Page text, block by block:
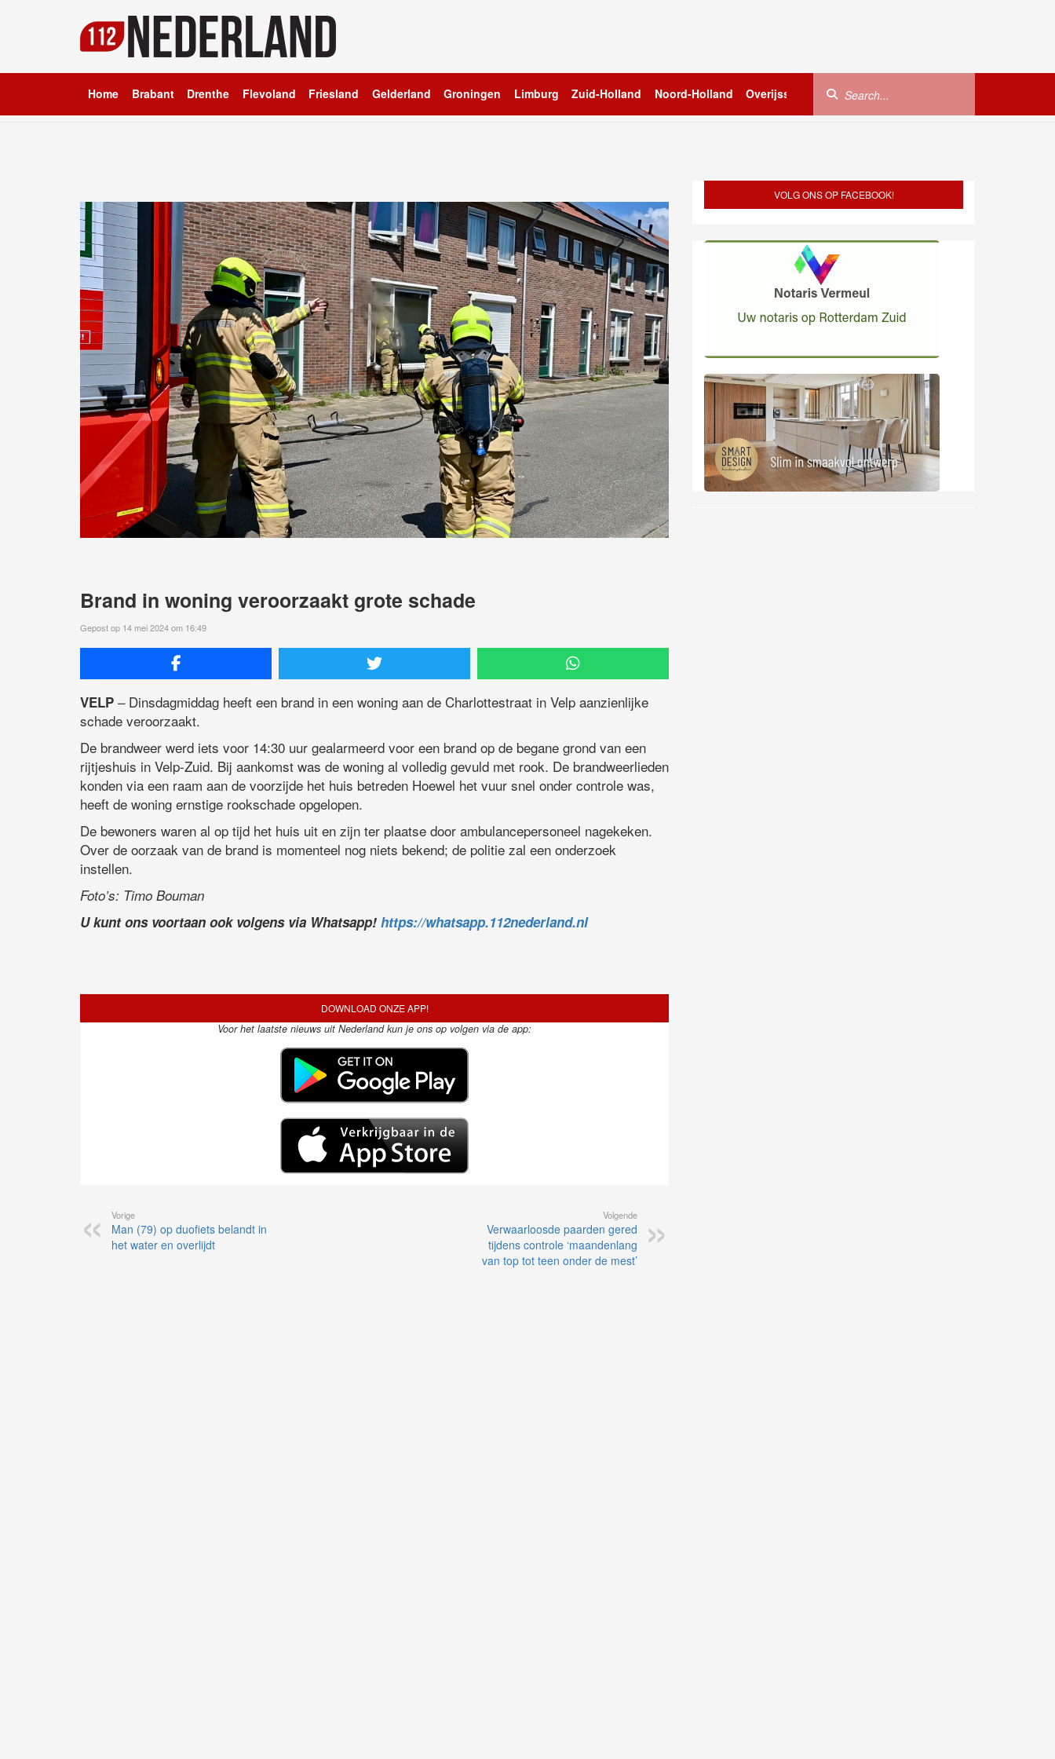
Home Brabant Drenthe Flevoland Friesland Gelderland Groningen Limburg Zuid-Holland Noord-Holland Overijssel Utrecht Zeeland
Brand in woning veroorzaakt grote schade
Gepost op 14 mei 2024 om 16:49
VELP – Dinsdagmiddag heeft een brand in een woning aan de Charlottestraat in Velp aanzienlijke
schade veroorzaakt.
De brandweer werd iets voor 14:30 uur gealarmeerd voor een brand op de begane grond van een
rijtjeshuis in Velp-Zuid. Bij aankomst was de woning al volledig gevuld met rook. De brandweerlieden
konden via een raam aan de voorzijde het huis betreden Hoewel het vuur snel onder controle was,
heeft de woning ernstige rookschade opgelopen.
De bewoners waren al op tijd het huis uit en zijn ter plaatse door ambulancepersoneel nagekeken.
Over de oorzaak van de brand is momenteel nog niets bekend; de politie zal een onderzoek
instellen.
Foto’s: Timo Bouman
U kunt ons voortaan ook volgens via Whatsapp! https://whatsapp.112nederland.nl
DOWNLOAD ONZE APP!
Voor het laatste nieuws uit Nederland kun je ons op volgen via de app:
Vorige
Man (79) op duofiets belandt in
het water en overlijdt
Volgende
Verwaarloosde paarden gered
tijdens controle ‘maandenlang
van top tot teen onder de mest’
VOLG ONS OP FACEBOOK!